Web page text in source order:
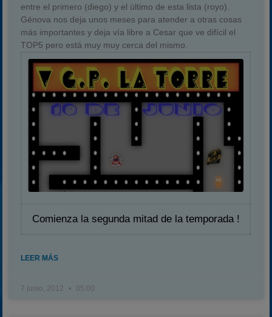
entre el primero (diego) y el último de esta lista (royo).
Génova nos deja unos meses para atender a otras cosas
más importantes y deja vía libre a Cesar que ve difícil el
TOP5 pero está muy muy cerca del mismo.
Comienza la segunda mitad de la temporada !
LEER MÁS
7 junio, 2012 05:00